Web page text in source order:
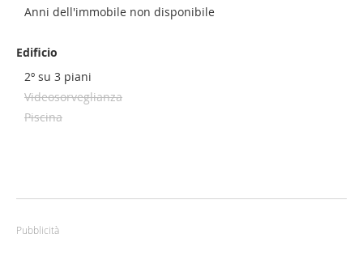
Anni dell'immobile non disponibile
Edificio
2º su 3 piani
Videosorveglianza
Piscina
Pubblicità